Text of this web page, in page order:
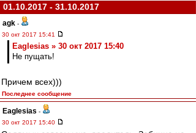
01.10.2017 - 31.10.2017
agk -
30 окт 2017 15:41
Eaglesias » 30 окт 2017 15:40
Не пущать!
Причем всех)))
Последнее сообщение
Eaglesias -
30 окт 2017 15:40